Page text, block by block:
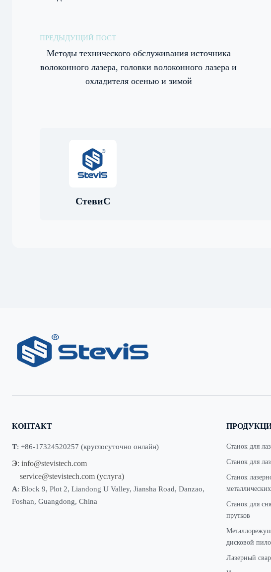
ПРЕДЫДУЩИЙ ПОСТ
Методы технического обслуживания источника
волоконного лазера, головки волоконного лазера и
охладителя осенью и зимой
СтевиС
КОНТАКТ
Т: +86-17324520257 (круглосуточно онлайн)
Э: info@stevistech.com
service@stevistech.com (услуга)
А: Block 9, Plot 2, Liandong U Valley, Jiansha Road, Danzao,
Foshan, Guangdong, China
Станок для
Станок для
Станок
Станок для
прутков
дисковой
Лазерный